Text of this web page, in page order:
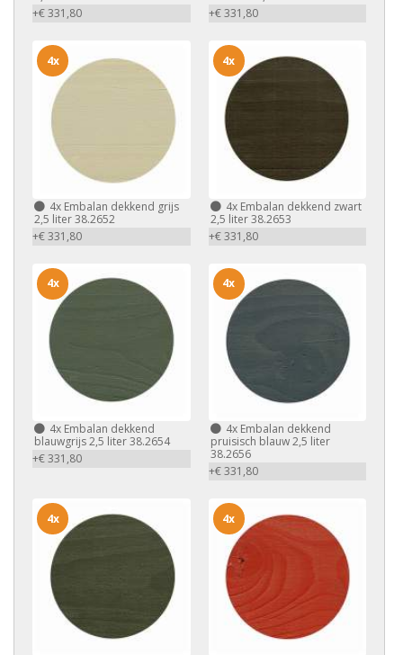
+€ 331,80
+€ 331,80
4x Embalan dekkend grijs
2,5 liter 38.2652
+€ 331,80
4x
4xEmbalan dekkend zwart
2,5 liter 38.2653
+€ 331,80
4x
4x Embalan dekkend
blauwgrijs 2,5 liter 38.2654
+€ 331,80
4x
4xEmbalan dekkend
pruisisch blauw 2,5 liter
38.2656
+€ 331,80
4x
4x 4x